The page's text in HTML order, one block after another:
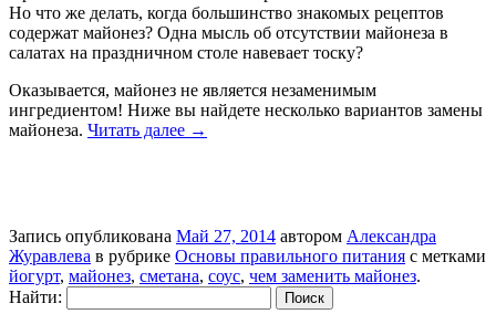
Но что же делать, когда большинство знакомых рецептов
содержат майонез? Одна мысль об отсутствии майонеза в
салатах на праздничном столе навевает тоску?
Оказывается, майонез не является незаменимым
ингредиентом! Ниже вы найдете несколько вариантов замены
майонеза. Читать далее →
Запись опубликована Май 27, 2014 автором Александра
Журавлева в рубрике Основы правильного питания с метками
йогурт, майонез, сметана, соус, чем заменить майонез.
Найти: